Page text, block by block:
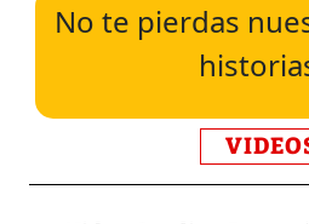
No te pierdas